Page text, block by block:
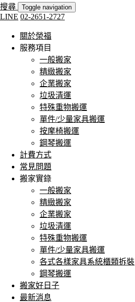
搜尋 Toggle navigation
LINE 02-2651-2727
關於榮福
服務項目
一般搬家
精緻搬家
企業搬家
垃圾清運
特殊重物搬運
單件/少量家具搬運
按摩椅搬運
鋼琴搬運
計費方式
常見問題
搬家實錄
一般搬家
精緻搬家
企業搬家
垃圾清運
特殊重物搬運
單件/少量家具搬運
各式各樣家具系統櫃類拆裝
鋼琴搬運
搬家好日子
最新消息